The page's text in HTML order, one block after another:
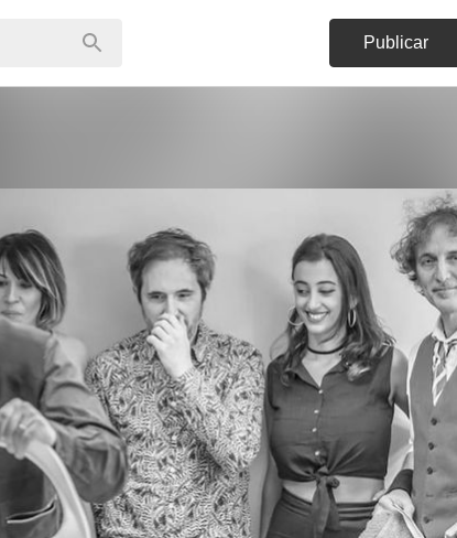
Publicar